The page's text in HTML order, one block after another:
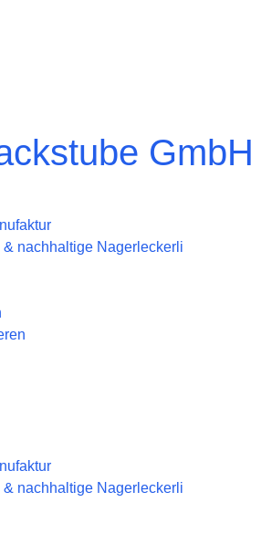
GmbH
& nachhaltige Nagerleckerli
& nachhaltige Nagerleckerli